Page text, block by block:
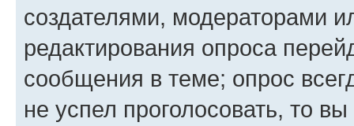
создателями, модераторами
редактирования опроса
сообщения в теме; опрос
не успел проголосовать, то